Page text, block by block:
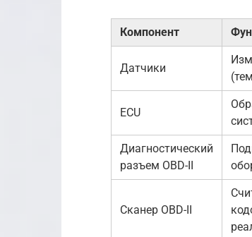
Компонент
Датчики
ECU
Диагностический
разъем OBD-II
Сканер OBD-II